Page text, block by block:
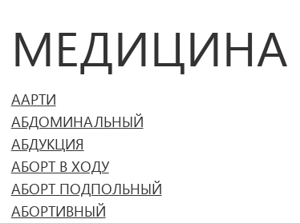
МЕДИЦИНА
ААРТИ
АБДОМИНАЛЬНЫЙ
АБДУКЦИЯ
АБОРТ В ХОДУ
АБОРТ ПОДПОЛЬНЫЙ
АБОРТИВНЫЙ